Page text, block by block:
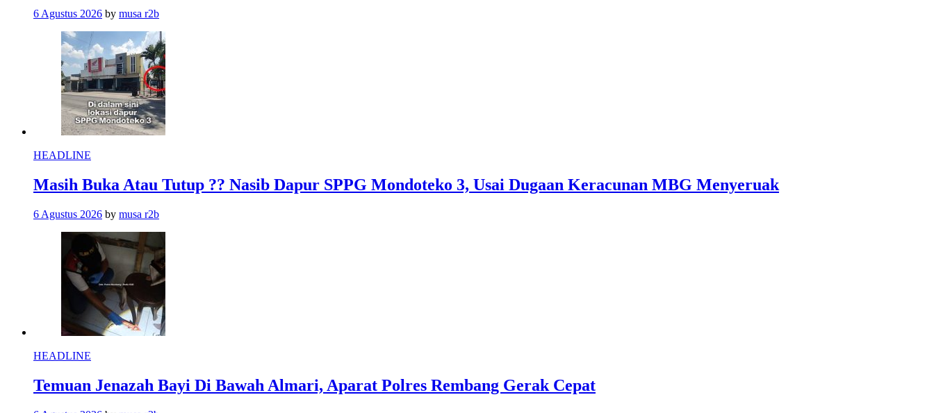
6 Agustus 2026 by musa r2b
HEADLINE
Masih Buka Atau Tutup ?? Nasib Dapur SPPG Mondoteko 3, Usai Dugaan Keracunan MBG Menyeruak
6 Agustus 2026 by musa r2b
HEADLINE
Temuan Jenazah Bayi Di Bawah Almari, Aparat Polres Rembang Gerak Cepat